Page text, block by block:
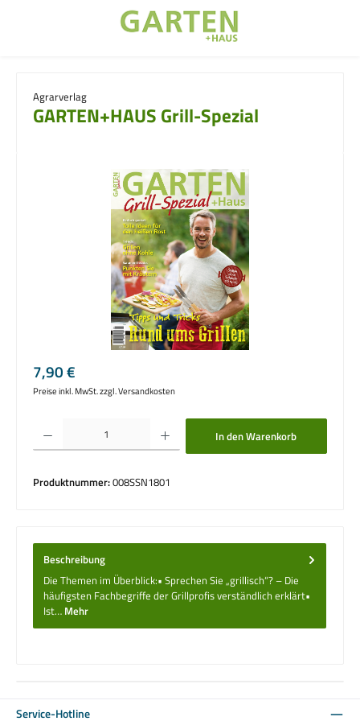
Agrarverlag
GARTEN+HAUS Grill-Spezial
Bildergalerie überspringen
Regulärer Preis:
7,90 €
Preise inkl. MwSt. zzgl. Versandkosten
Produkt Anzahl: Gib den gewünschten Wert ein oder benutze die Schaltflächen um
In den Warenkorb
Produktnummer:008SSN1801
Beschreibung
Die Themen im Überblick:• Sprechen Sie „grillisch“? – Die
häufigsten Fachbegriffe der Grillprofis verständlich erklärt•
Ist… Mehr
Service-Hotline